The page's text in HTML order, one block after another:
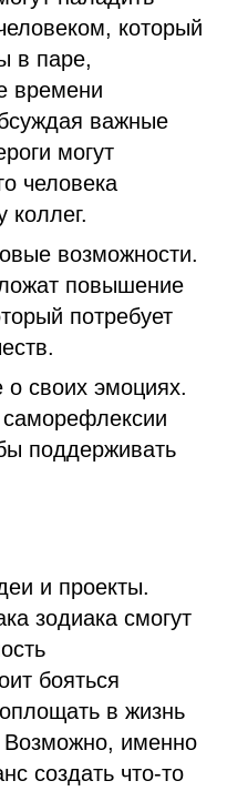
который
в паре,
времени
важные
могут
человека
коллег.
возможности.
повышение
потребует
о своих эмоциях.
поддерживать
и проекты.
зодиака смогут
бояться
в жизнь
именно
создать что-то